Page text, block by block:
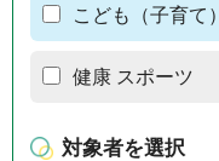
こども（子育て）
健康 スポーツ
対象者を選択